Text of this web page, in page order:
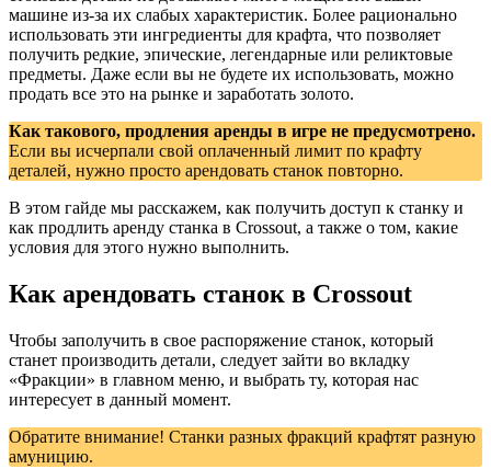
машине из-за их слабых характеристик. Более рационально
использовать эти ингредиенты для крафта, что позволяет
получить редкие, эпические, легендарные или реликтовые
предметы. Даже если вы не будете их использовать, можно
продать все это на рынке и заработать золото.
Как такового, продления аренды в игре не предусмотрено.
Если вы исчерпали свой оплаченный лимит по крафту
деталей, нужно просто арендовать станок повторно.
В этом гайде мы расскажем, как получить доступ к станку и
как продлить аренду станка в Crossout, а также о том, какие
условия для этого нужно выполнить.
Как арендовать станок в Crossout
Чтобы заполучить в свое распоряжение станок, который
станет производить детали, следует зайти во вкладку
«Фракции» в главном меню, и выбрать ту, которая нас
интересует в данный момент.
Обратите внимание! Станки разных фракций крафтят разную
амуницию.